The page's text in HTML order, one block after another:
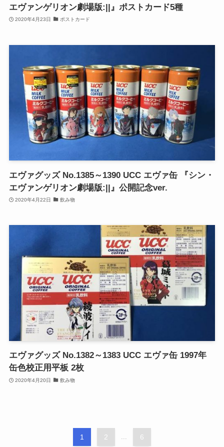
エヴァンゲリオン劇場版:||』ポストカード5種
2020年4月23日 ポストカード
エヴァグッズ No.1385～1390 UCC エヴァ缶 『シン・
エヴァンゲリオン劇場版:||』公開記念ver.
2020年4月22日 飲み物
エヴァグッズ No.1382～1383 UCC エヴァ缶 1997年
缶色校正用平板 2枚
2020年4月20日 飲み物
1 2 ... 6